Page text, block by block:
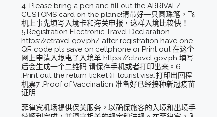
4. Please bring a pen and fill out the ARRIVAL/
CUSTOMS card on the plane!请带好一只圆珠笔，飞
机上事先填写入境卡和海关申报，这样入境比较快！
5.Registration Electronic Travel Declaration
https://etravel.gov.ph/ after registration have one
QR code pls save on cellphone or Print out 在这个
网上申请入境电子入境单 https://etravel.gov.ph 填写
后会生成一个二维码 请保存手机或者打印出来。6
.Print out the return ticket (if tourist visa)打印出回程
机票7 .Proof of Vaccination 准备好已经接种新冠疫苗
证明
菲律宾机场提供保关服务，以确保旅客的入境和出境手